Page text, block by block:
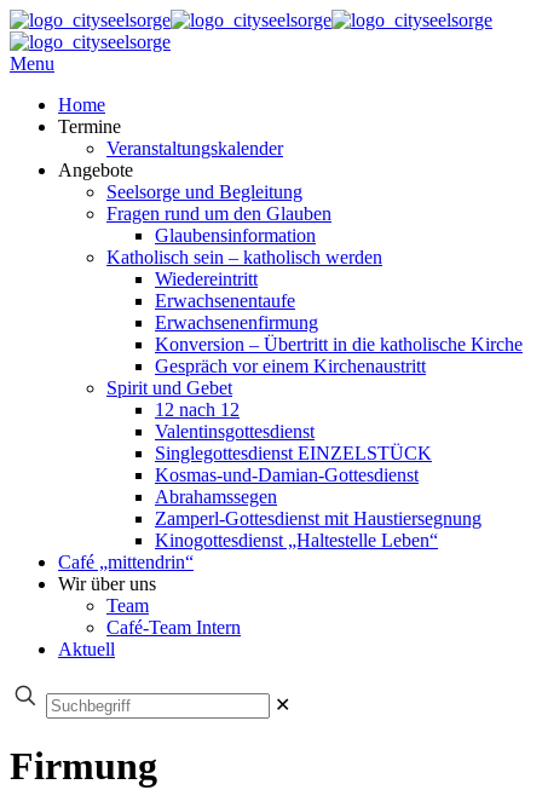
Menu
Home
Termine
Veranstaltungskalender
Angebote
Seelsorge und Begleitung
Fragen rund um den Glauben
Glaubensinformation
Katholisch sein – katholisch werden
Wiedereintritt
Erwachsenentaufe
Erwachsenenfirmung
Konversion – Übertritt in die katholische Kirche
Gespräch vor einem Kirchenaustritt
Spirit und Gebet
12 nach 12
Valentinsgottesdienst
Singlegottesdienst EINZELSTÜCK
Kosmas-und-Damian-Gottesdienst
Abrahamssegen
Zamperl-Gottesdienst mit Haustiersegnung
Kinogottesdienst „Haltestelle Leben“
Café „mittendrin“
Wir über uns
Team
Café-Team Intern
Aktuell
✕
Firmung